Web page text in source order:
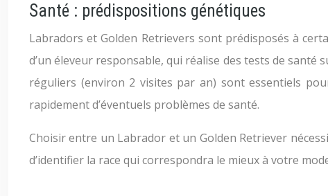
Santé : prédispositions génétiques
Labradors et Golden Retrievers sont prédisposés à
d’un éleveur responsable, qui réalise des tests de
réguliers (environ 2 visites par an) sont essentiels
rapidement d’éventuels problèmes de santé.
Choisir entre un Labrador et un Golden Retriever
d’identifier la race qui correspondra le mieux à votre